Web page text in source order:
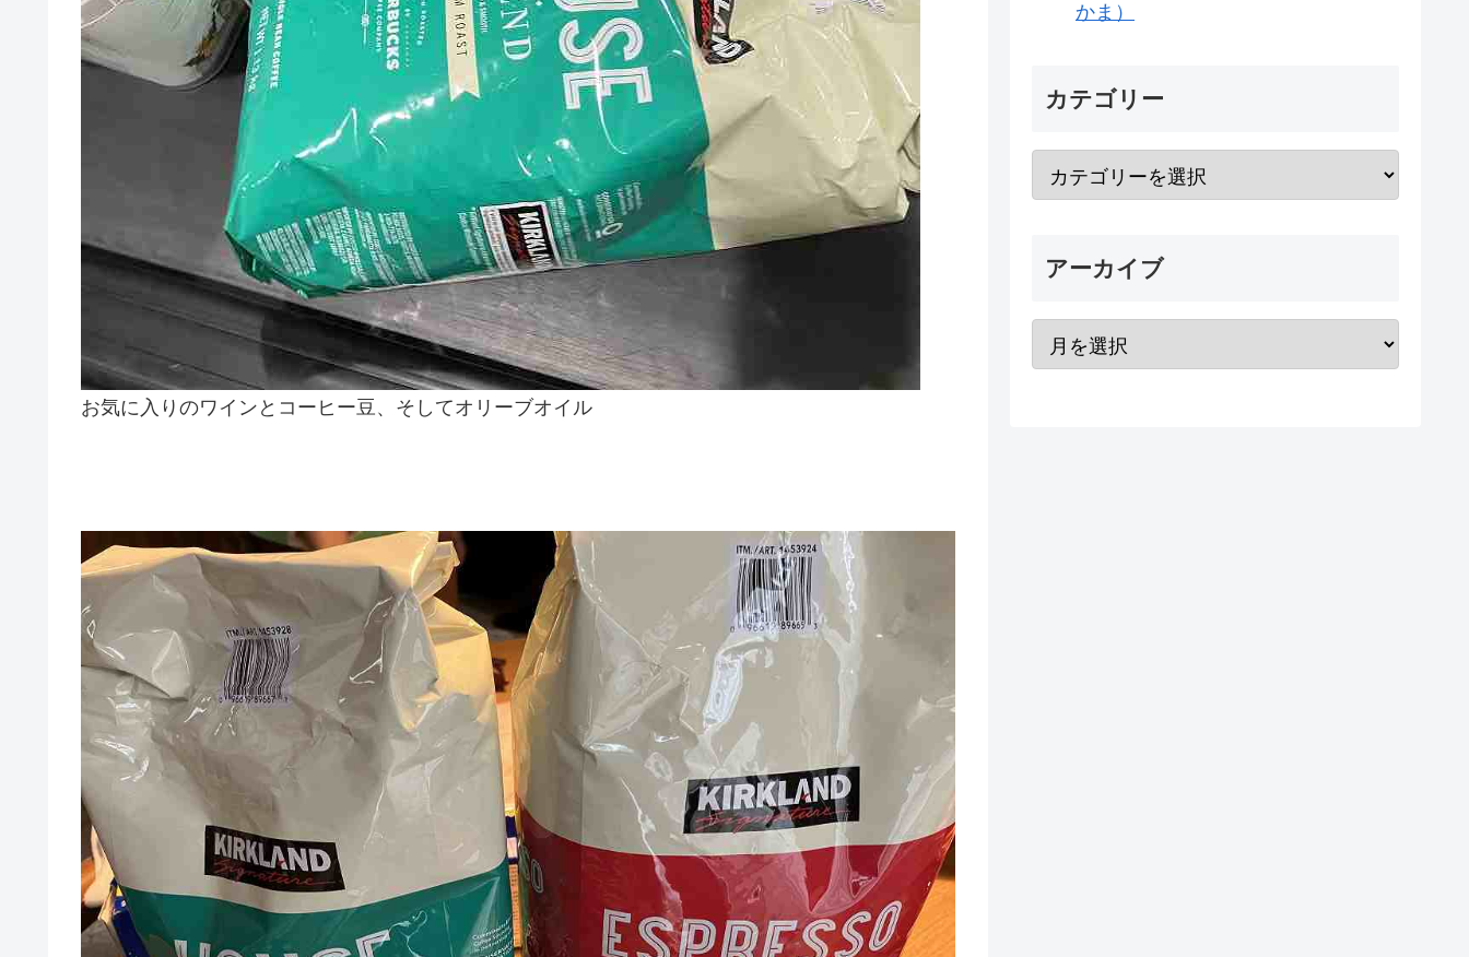
お気に入りのワインとコーヒー豆、そしてオリーブオイル
かま）
カテゴリー
アーカイブ